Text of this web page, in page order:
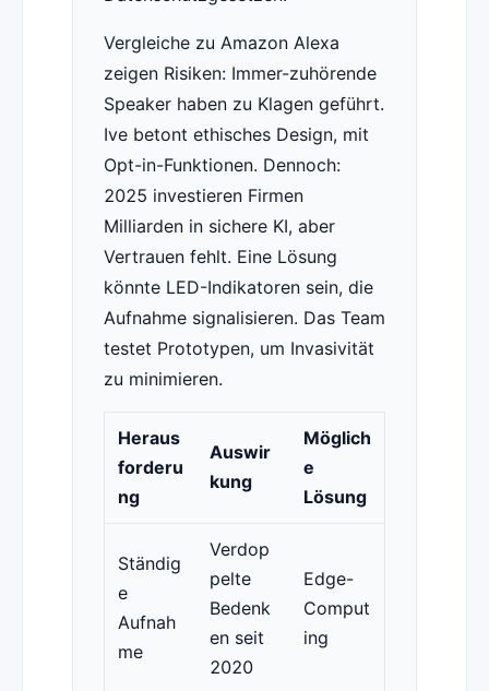
Vergleiche zu Amazon Alexa
zeigen Risiken: Immer-zuhörende
Speaker haben zu Klagen geführt.
Ive betont ethisches Design, mit
Opt-in-Funktionen. Dennoch:
2025 investieren Firmen
Milliarden in sichere KI, aber
Vertrauen fehlt. Eine Lösung
könnte LED-Indikatoren sein, die
Aufnahme signalisieren. Das Team
testet Prototypen, um Invasivität
zu minimieren.
Heraus
forderu
ng
Auswir
kung
Möglich
e
Lösung
Ständig
e
Aufnah
me
Verdop
pelte
Bedenk
en seit
2020
Edge-
Comput
ing